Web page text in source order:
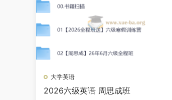
大学英语
2026六级英语 周思成班